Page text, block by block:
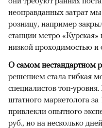
неоправданных затрат
розницу, например
станции метро
низкой проходимостью и
О самом нестандартном
решением стала гибкая
специалистов топ-
штатного маркетолога
привлекли опытного
руб., но на несколько